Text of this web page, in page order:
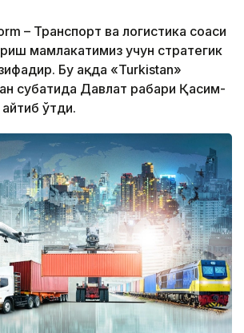
– Транспорт ва логистика соҳаси
мамлакатимиз учун стратегик
Бу ҳақда «Turkistan»
суҳбатида Давлат раҳбари Қасим-
ўтди.